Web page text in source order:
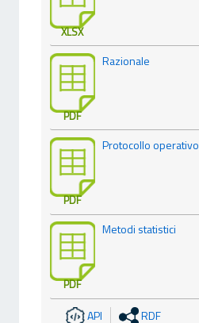
XLSX
PDF
Razionale
PDF
Protocollo operativo
PDF
Metodi statistici
API RDF